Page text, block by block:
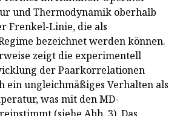
und Thermodynamik oberhalb
Frenkel-Linie, die als
bezeichnet werden können.
zeigt die experimentell
der Paarkorrelationen
ein ungleichmäßiges Verhalten als
was mit den MD-